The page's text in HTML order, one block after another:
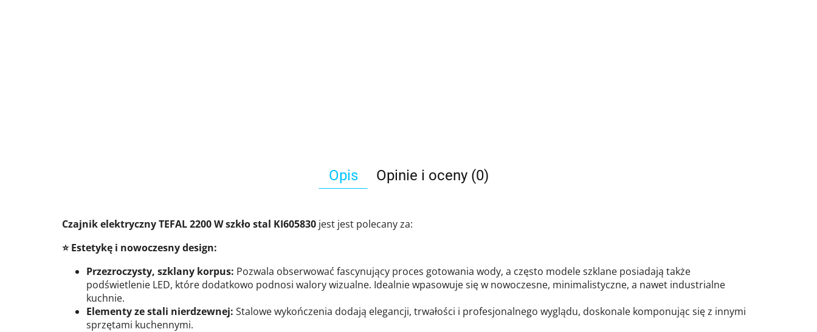
Opis Opinie i oceny (0)
Czajnik elektryczny TEFAL 2200 W szkło stal KI605830 jest jest polecany za:
⭐ Estetykę i nowoczesny design:
Przezroczysty, szklany korpus: Pozwala obserwować fascynujący proces gotowania wody, a często modele szklane posiadają także
podświetlenie LED, które dodatkowo podnosi walory wizualne. Idealnie wpasowuje się w nowoczesne, minimalistyczne, a nawet industrialne
kuchnie.
Elementy ze stali nierdzewnej: Stalowe wykończenia dodają elegancji, trwałości i profesjonalnego wyglądu, doskonale komponując się z innymi
sprzętami kuchennymi.